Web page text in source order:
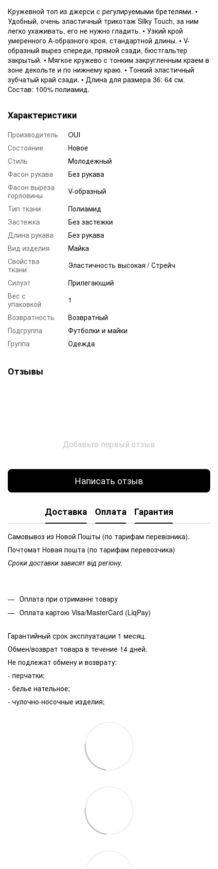
Кружевной топ из джерси с регулируемыми бретелями. •
Удобный, очень эластичный трикотаж Silky Touch, за ним
легко ухаживать, его не нужно гладить. • Узкий крой
умеренного А-образного кроя, стандартной длины. • V-
образный вырез спереди, прямой сзади, бюстгальтер
закрытый. • Мягкое кружево с тонким закругленным краем в
зоне декольте и по нижнему краю. • Тонкий эластичный
зубчатый край сзади. • Длина для размера 36: 64 см.
Состав: 100% полиамид.
Характеристики
Производитель
OUI
Состояние
Новое
Стиль
Молодежный
Фасон рукава
Без рукава
Фасон выреза
горловины
V-образный
Тип ткани
Полиамид
Застежка
Без застежки
Длина рукава
Без рукава
Вид изделия
Майка
Свойства
ткани
Эластичность высокая / Стрейч
Силуэт
Прилегающий
Вес с
упаковкой
1
Возвратность
Возвратный
Подгруппа
Футболки и майки
Группа
Одежда
Отзывы
Добавьте первый отзыв
Написать отзыв
Доставка Оплата Гарантия
Самовывоз из Новой Пошты (по тарифам перевізника).
Почтомат Новая пошта (по тарифам перевозчика)
Сроки доставки зависят від регіону.
Оплата при отриманні товару
Оплата картою Visa/MasterCard (LiqPay)
Гарантийный срок эксплуатации 1 месяц.
Обмен/возврат товара в течение 14 дней.
Не подлежат обмену и возврату:
- перчатки;
- белье нательное;
- чулочно-носочные изделия;